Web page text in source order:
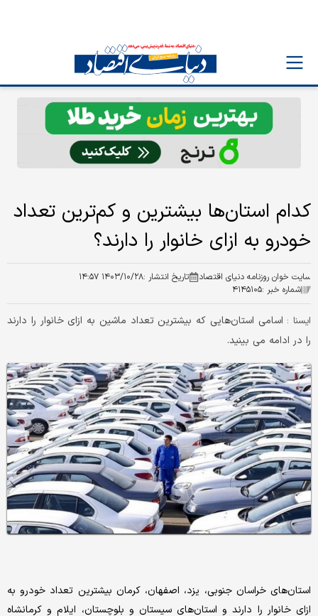
کدام استان‌ها بیشترین و کم‌ترین تعداد
خودرو به ازای خانوار را دارند؟
سایت خوان روزنامه دنیای اقتصاد تاریخ انتشار :۱۴۰۳/۱۰/۲۸ ۱۴:۵۷
شماره خبر :۴۱۴۵۱۰۵
ایسنا : اسامی استان‌هایی که بیشترین تعداد ماشین به ازای خانوار را دارند
را در ادامه می بینید.
استان‌های خراسان جنوبی، یزد، اصفهان، کرمان بیشترین تعداد خودرو به
ازای خانوار را دارند و استان‌های سیستان و بلوچستان، ایلام و کرمانشاه